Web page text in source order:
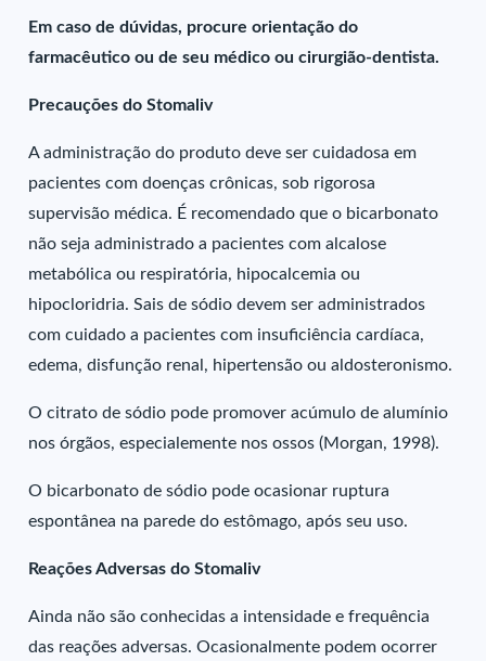
Em caso de dúvidas, procure orientação do
farmacêutico ou de seu médico ou cirurgião-dentista.
Precauções do Stomaliv
A administração do produto deve ser cuidadosa em
pacientes com doenças crônicas, sob rigorosa
supervisão médica. É recomendado que o bicarbonato
não seja administrado a pacientes com alcalose
metabólica ou respiratória, hipocalcemia ou
hipocloridria. Sais de sódio devem ser administrados
com cuidado a pacientes com insuficiência cardíaca,
edema, disfunção renal, hipertensão ou aldosteronismo.
O citrato de sódio pode promover acúmulo de alumínio
nos órgãos, especialemente nos ossos (Morgan, 1998).
O bicarbonato de sódio pode ocasionar ruptura
espontânea na parede do estômago, após seu uso.
Reações Adversas do Stomaliv
Ainda não são conhecidas a intensidade e frequência
das reações adversas. Ocasionalmente podem ocorrer